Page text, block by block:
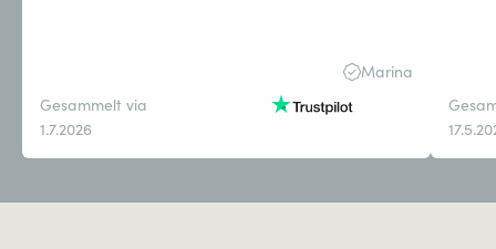
Marina
Gesammelt via
1.7.2026